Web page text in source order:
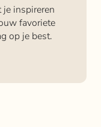
je inspireren
favoriete
op je best.